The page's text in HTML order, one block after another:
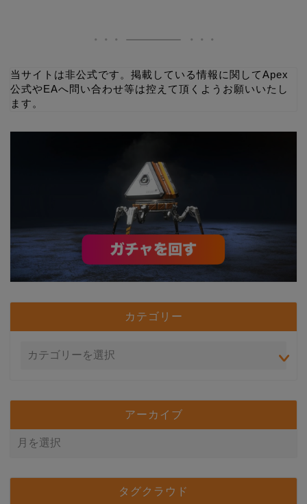
当サイトは非公式です。掲載している情報に関してApex
公式やEAへ問い合わせ等は控えて頂くようお願いいたし
ます。
カテゴリー
アーカイブ
タグクラウド